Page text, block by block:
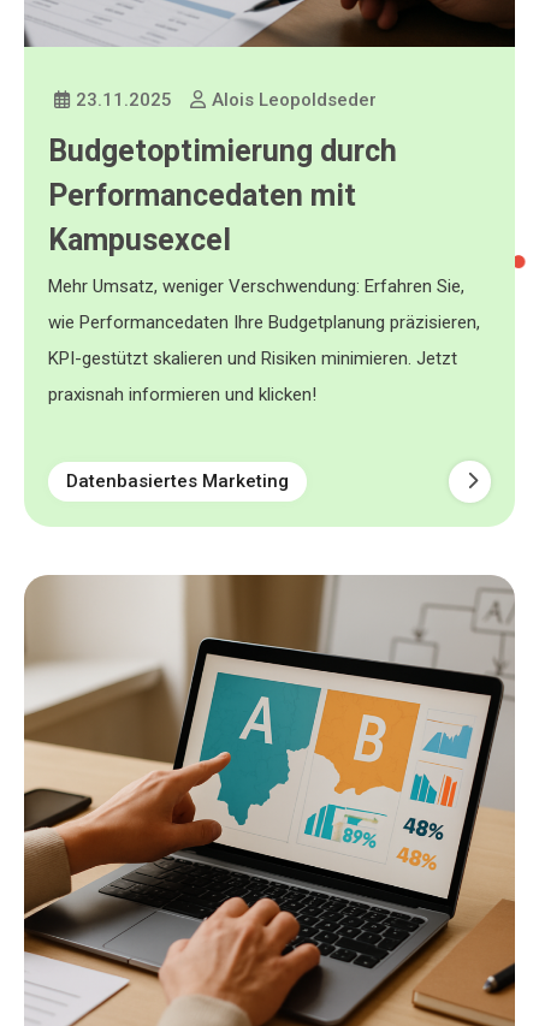
23.11.2025 Alois Leopoldseder
Budgetoptimierung durch
Performancedaten mit
Kampusexcel
Mehr Umsatz, weniger Verschwendung: Erfahren Sie,
wie Performancedaten Ihre Budgetplanung präzisieren,
KPI-gestützt skalieren und Risiken minimieren. Jetzt
praxisnah informieren und klicken!
Datenbasiertes Marketing